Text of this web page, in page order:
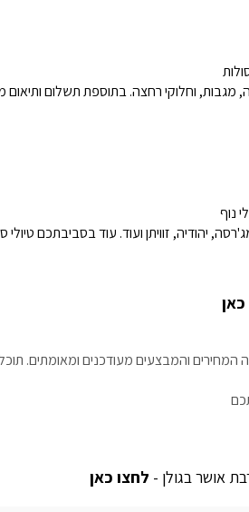
והמבצעים מעודכנים ומאומתים.
אושר בגולן - לחצו כאן